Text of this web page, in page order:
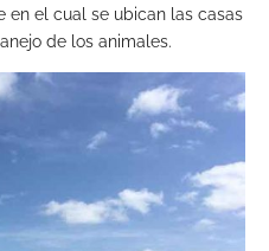
en el cual se ubican las casas
de los animales.